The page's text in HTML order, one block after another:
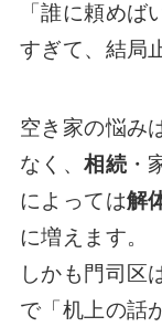
「誰に頼め
すぎて、結局
空き家の悩み
なく、相続・
によっては解
に増えます。
しかも門司区
で「机上の話